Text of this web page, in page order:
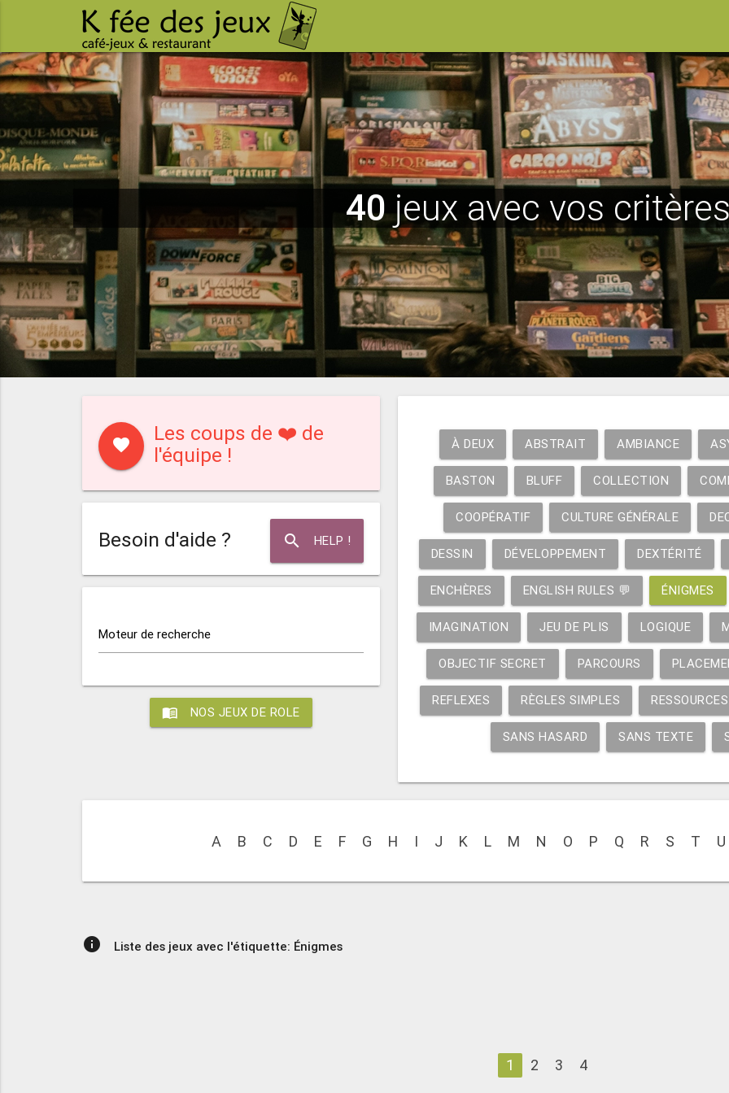
40jeux avec vos
favorite
Les coups de ❤️ de
l'équipe !
search HELP !
Besoin d'aide ?
Moteur de recherche
menu_book NOS JEUX DE ROLE
À DEUX ABSTRAIT AMBIANCE
BASTON BLUFF COLLECTION
COOPÉRATIF CULTURE GÉNÉRALE
DESSIN DÉVELOPPEMENT DEXTÉRITÉ
ENCHÈRES ENGLISH RULES 💬 ÉNIGMES
IMAGINATION JEU DE PLIS LOGIQUE
OBJECTIF SECRET PARCOURS
REFLEXES RÈGLES SIMPLES RESSOURCES
SANS HASARD SANS TEXTE
A B C D E F G H I J K L M N O P Q R S T U
info Liste des jeux avec l'étiquette: Énigmes
1 2 3 4